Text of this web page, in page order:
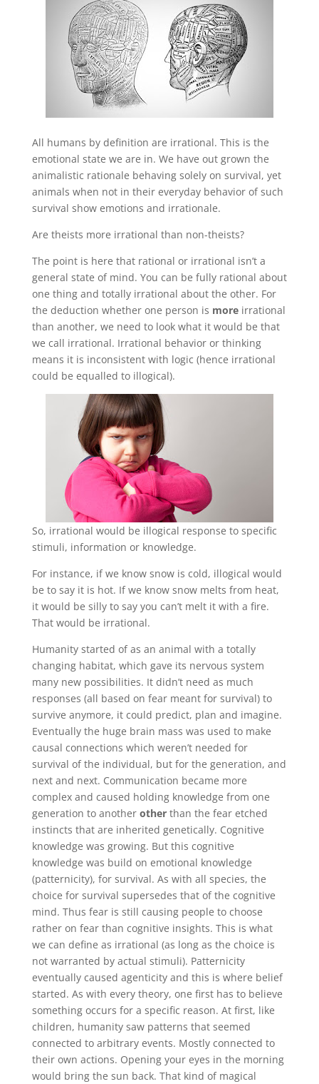
All humans by definition are irrational. This is the
emotional state we are in. We have out grown the
animalistic rationale behaving solely on survival, yet
animals when not in their everyday behavior of such
survival show emotions and irrationale.
Are theists more irrational than non-theists?
The point is here that rational or irrational isn’t a
general state of mind. You can be fully rational about
one thing and totally irrational about the other. For
the deduction whether one person is moreirrational
than another, we need to look what it would be that
we call irrational. Irrational behavior or thinking
means it is inconsistent with logic (hence irrational
could be equalled to illogical).
So, irrational would be illogical response to specific
stimuli, information or knowledge.
For instance, if we know snow is cold, illogical would
be to say it is hot. If we know snow melts from heat,
it would be silly to say you can’t melt it with a fire.
That would be irrational.
Humanity started of as an animal with a totally
changing habitat, which gave its nervous system
many new possibilities. It didn’t need as much
responses (all based on fear meant for survival) to
survive anymore, it could predict, plan and imagine.
Eventually the huge brain mass was used to make
causal connections which weren’t needed for
survival of the individual, but for the generation, and
next and next. Communication became more
complex and caused holding knowledge from one
generation to another otherthan the fear etched
instincts that are inherited genetically. Cognitive
knowledge was growing. But this cognitive
knowledge was build on emotional knowledge
(patternicity), for survival. As with all species, the
choice for survival supersedes that of the cognitive
mind. Thus fear is still causing people to choose
rather on fear than cognitive insights. This is what
we can define as irrational (as long as the choice is
not warranted by actual stimuli). Patternicity
eventually caused agenticity and this is where belief
started. As with every theory, one first has to believe
something occurs for a specific reason. At first, like
children, humanity saw patterns that seemed
connected to arbitrary events. Mostly connected to
their own actions. Opening your eyes in the morning
would bring the sun back. That kind of magical